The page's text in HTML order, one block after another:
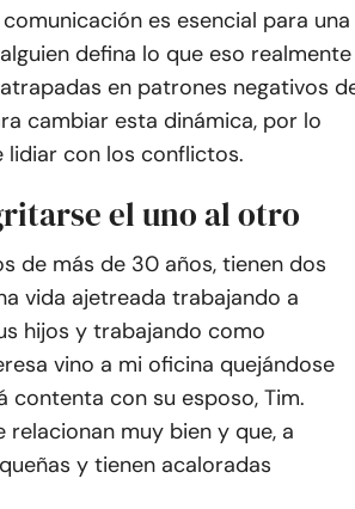
es esencial para una
defina lo que eso realmente
en patrones negativos
cambiar esta dinámica, por lo
lidiar con los conflictos.
el uno al otro
de más de 30 años, tienen dos
vida ajetreada trabajando a
hijos y trabajando como
vino a mi oficina quejándose
contenta con su esposo, Tim.
muy bien y que, a
y tienen acaloradas